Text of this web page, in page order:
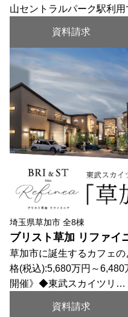
山セントラルパーク駅利
資料請求
埼玉県草加市 全8棟
ブリスト草加 リファイ
草加市に誕生するカフェ
格(税込):5,680万円～
開催》◆東武スカイツリ…
資料請求